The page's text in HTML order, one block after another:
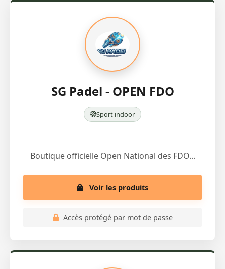
SG Padel - OPEN FDO
Sport indoor
Boutique officielle Open National des FDO...
Voir les produits
Accès protégé par mot de passe